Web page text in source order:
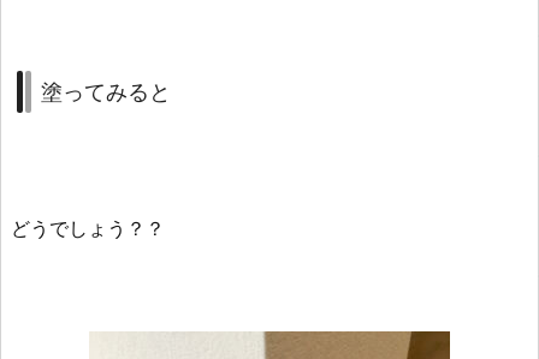
塗ってみると
どうでしょう？？